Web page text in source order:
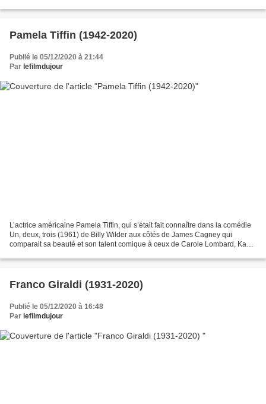
Pamela Tiffin (1942-2020)
Publié le 05/12/2020 à 21:44
Par lefilmdujour
L’actrice américaine Pamela Tiffin, qui s’était fait connaître dans la comédie
Un, deux, trois (1961) de Billy Wilder aux côtés de James Cagney qui
comparait sa beauté et son talent comique à ceux de Carole Lombard, Kay
Franco Giraldi (1931-2020)
Publié le 05/12/2020 à 16:48
Par lefilmdujour